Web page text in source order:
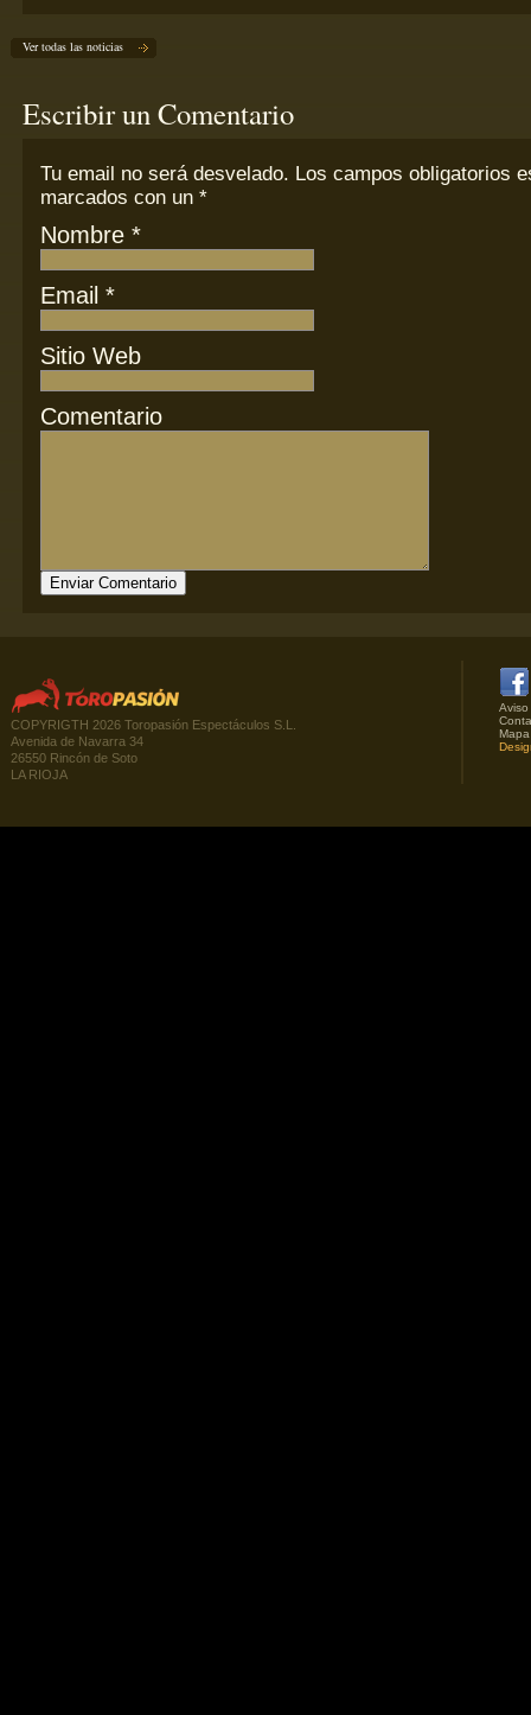
Ver todas las noticias
Escribir un Comentario
Tu email noserá desvelado. Los campos obligatorios
marcados con un *
Nombre *
Email *
Sitio Web
Comentario
COPYRIGTH 2026 Toropasión Espectáculos S.L.
Avenida de Navarra 34
26550 Rincón de Soto
LA RIOJA